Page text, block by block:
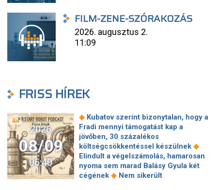
FILM-ZENE-SZÓRAKOZÁS
2026. augusztus 2.
11:09
FRISS HÍREK
2026
08/09
06:40
◆ Kubatov szerint bizonytalan, hogy a
Fradi mennyi támogatást kap a
jövőben, 30 százalékos
költségcsökkentéssel készülnek ◆
Elindult a végelszámolás, hamarosan
nyoma sem marad Balásy Gyula két
cégének ◆ Nem sikerült